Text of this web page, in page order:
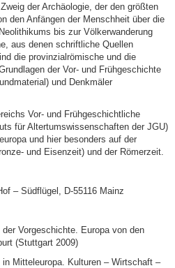
der Archäologie, der den größten
den Anfängen der Menschheit über die
bis zur Völkerwanderung
aus denen schriftliche Quellen
die provinzialrömische und die
der Vor- und Frühgeschichte
und Denkmäler
Vor- und Frühgeschichtliche
für Altertumswissenschaften der JGU)
und hier besonders auf der
und Eisenzeit) und der Römerzeit.
– Südflügel, D-55116 Mainz
Vorgeschichte. Europa von den
(Stuttgart 2009)
Mitteleuropa. Kulturen – Wirtschaft –